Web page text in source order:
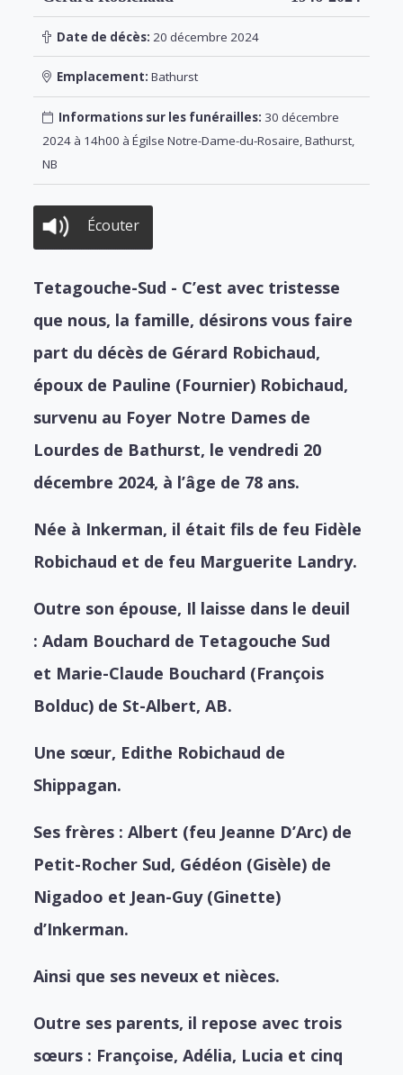
Date de décès: 20 décembre 2024
Emplacement: Bathurst
Informations sur les funérailles: 30 décembre
2024 à 14h00 à Égilse Notre-Dame-du-Rosaire, Bathurst,
NB
Écouter
Tetagouche-Sud - C’est avec tristesse
que nous, la famille, désirons vous faire
part du décès de Gérard Robichaud,
époux de Pauline (Fournier) Robichaud,
survenu au Foyer Notre Dames de
Lourdes de Bathurst, le vendredi 20
décembre 2024, à l’âge de 78 ans.
Née à Inkerman, il était fils de feu Fidèle
Robichaud et de feu Marguerite Landry.
Outre son épouse, Il laisse dans le deuil
:Adam Bouchard de Tetagouche Sud
et Marie-Claude Bouchard (François
Bolduc) de St-Albert, AB.
Une sœur, Edithe Robichaud de
Shippagan.
Ses frères :Albert (feu Jeanne D’Arc) de
Petit-Rocher Sud, Gédéon (Gisèle) de
Nigadoo et Jean-Guy (Ginette)
d’Inkerman.
Ainsi que ses neveux et nièces.
Outre ses parents, il repose avec trois
sœurs : Françoise, Adélia, Lucia et cinq